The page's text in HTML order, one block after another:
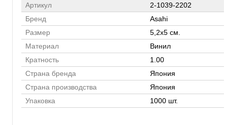
Артикул
2-1039-2202
Бренд
Asahi
Размер
5,2х5 см.
Материал
Винил
Кратность
1.00
Страна бренда
Япония
Страна производства
Япония
Упаковка
1000 шт.